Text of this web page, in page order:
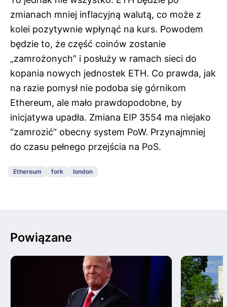
zmianach mniej inflacyjną walutą, co może z
kolei pozytywnie wpłynąć na kurs. Powodem
będzie to, że część coinów zostanie
„zamrożonych” i posłuży w ramach sieci do
kopania nowych jednostek ETH. Co prawda, jak
na razie pomysł nie podoba się górnikom
Ethereum, ale mało prawdopodobne, by
inicjatywa upadła. Zmiana EIP 3554 ma niejako
“zamrozić” obecny system PoW. Przynajmniej
do czasu pełnego przejścia na PoS.
Ethereum fork london
Powiązane